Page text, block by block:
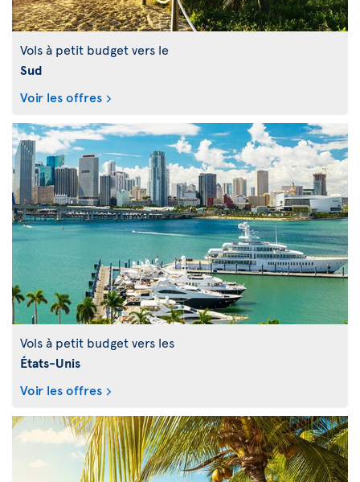
Vols à petit budget vers le
Sud
Voir les offres
Vols à petit budget vers les
États-Unis
Voir les offres